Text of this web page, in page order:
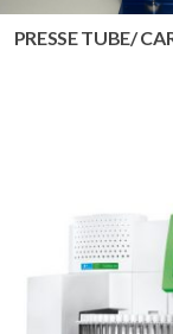
PRESSE TUBE/